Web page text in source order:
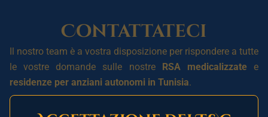
Contattateci
Il nostro team è a vostra disposizione per rispondere a tutte
le vostre domande sulle nostre RSA medicalizzate e
residenze per anziani autonomi in Tunisia.